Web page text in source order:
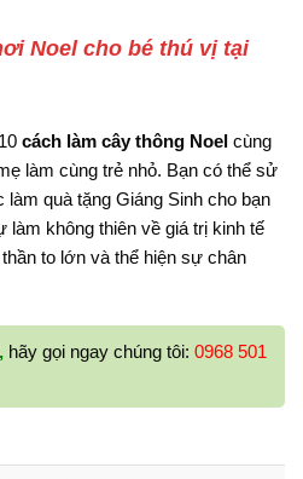
Noel cho bé thú vị tại
cách làm cây thông Noel cùng
làm cùng trẻ nhỏ. Bạn có thể sử
làm quà tặng Giáng Sinh cho bạn
làm không thiên về giá trị kinh tế
to lớn và thể hiện sự chân
hãy gọi ngay chúng tôi: 0968 501